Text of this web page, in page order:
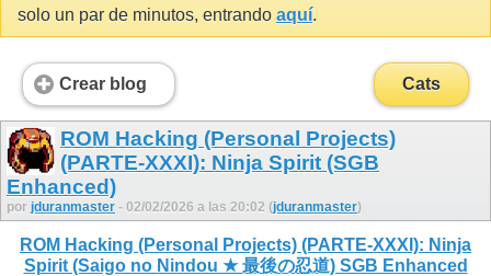
solo un par de minutos, entrando aquí.
Crear blog Cats
ROM Hacking (Personal Projects)
(PARTE-XXXI): Ninja Spirit (SGB
Enhanced)
por jduranmaster - 02/02/2026 a las 20:02 (jduranmaster)
ROM Hacking (Personal Projects) (PARTE-XXXI): Ninja
Spirit (Saigo no Nindou ★ 最後の忍道) SGB Enhanced